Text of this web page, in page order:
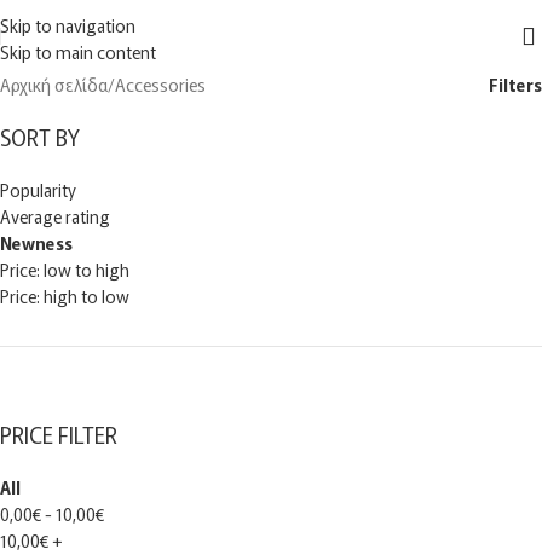
Skip to navigation
Skip to main content
MENU
Accessories
Αρχική σελίδα Accessories Filters
SORT BY
Popularity
Average rating
Newness
Price: low to high
Price: high to low
PRICE FILTER
All
0,00€- 10,00€
10,00€+